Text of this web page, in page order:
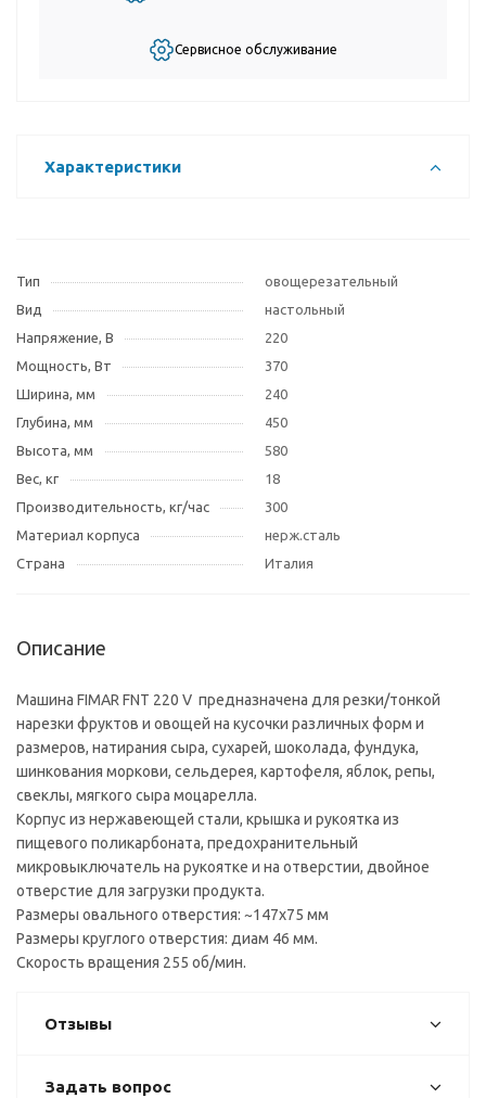
Сервисное обслуживание
Характеристики
Тип
овощерезательный
Вид
настольный
Напряжение, В
220
Мощность, Вт
370
Ширина, мм
240
Глубина, мм
450
Высота, мм
580
Вес, кг
18
Производительность, кг/час
300
Материал корпуса
нерж.сталь
Страна
Италия
Описание
Машина FIMAR FNT 220 V предназначена для резки/тонкой
нарезки фруктов и овощей на кусочки различных форм и
размеров, натирания сыра, сухарей, шоколада, фундука,
шинкования моркови, сельдерея, картофеля, яблок, репы,
свеклы, мягкого сыра моцарелла.
Корпус из нержавеющей стали, крышка и рукоятка из
пищевого поликарбоната, предохранительный
микровыключатель на рукоятке и на отверстии, двойное
отверстие для загрузки продукта.
Размеры овального отверстия: ~147x75 мм
Размеры круглого отверстия: диам 46 мм.
Скорость вращения 255 об/мин.
Отзывы
Задать вопрос